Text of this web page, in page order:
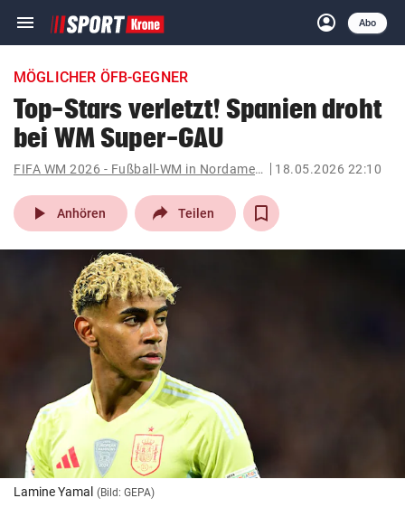
menu Navigation
ein-/ausklappen
account_circle
Anmelden
Abo
close Schließen
account_circle Anmelden
pin_drop
Wien arrow_right
bookmark
Suchbegriff
eingeben
© Krone Multimedia GmbH & Co KG 2026
Muthgasse 2, 1190 Wien
MÖGLICHER ÖFB-GEGNER
Top-Stars verletzt! Spanien droht
bei WM Super-GAU
FIFA WM 2026 - Fußball-WM in Nordamerika 18.05.2026 22:10
play_arrow Anhören Teilen
Lamine Yamal (Bild: GEPA)